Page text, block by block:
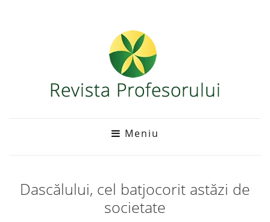
Meniu
Dascălului, cel batjocorit astăzi de
societate